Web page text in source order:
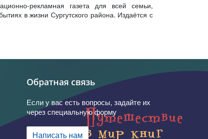
рекламная газета для всей семьи,
в жизни Сургутского района. Издаётся с
Обратная связь
Если у вас есть вопросы, задайте их
через специальную форму
Написать нам